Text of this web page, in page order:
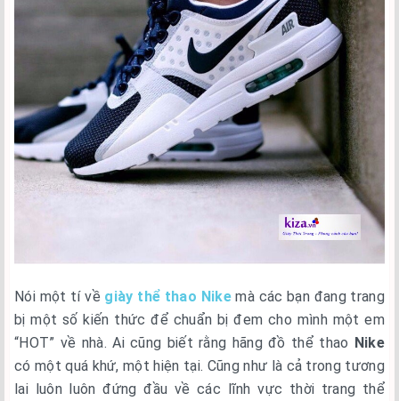
Nói một tí về giày thể thao Nikemà các bạn đang trang
bị một số kiến thức để chuẩn bị đem cho mình một em
“HOT” về nhà. Ai cũng biết rằng hãng đồ thể thao Nike
có một quá khứ, một hiện tại. Cũng như là cả trong tương
lai luôn luôn đứng đầu về các lĩnh vực thời trang thể